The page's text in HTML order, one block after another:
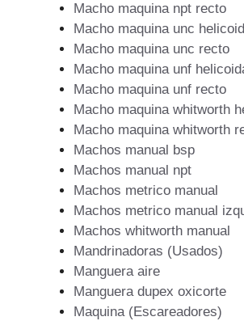
Macho maquina npt recto
Macho maquina unc
Macho maquina unc recto
Macho maquina unf
Macho maquina unf recto
Macho maquina whitworth
Macho maquina whitworth
Machos manual bsp
Machos manual npt
Machos metrico manual
Machos metrico manual
Machos whitworth manual
Mandrinadoras (Usados)
Manguera aire
Manguera dupex oxicorte
Maquina (Escareadores)